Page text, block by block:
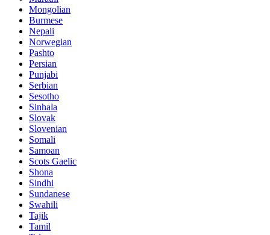
Mongolian
Burmese
Nepali
Norwegian
Pashto
Persian
Punjabi
Serbian
Sesotho
Sinhala
Slovak
Slovenian
Somali
Samoan
Scots Gaelic
Shona
Sindhi
Sundanese
Swahili
Tajik
Tamil